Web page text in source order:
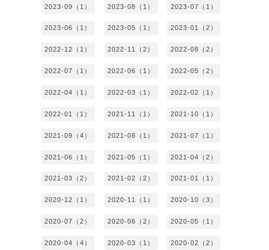
2023-09（1） 2023-08（1） 2023-07（1）
2023-06（1） 2023-05（1） 2023-01（2）
2022-12（1） 2022-11（2） 2022-08（2）
2022-07（1） 2022-06（1） 2022-05（2）
2022-04（1） 2022-03（1） 2022-02（1）
2022-01（1） 2021-11（1） 2021-10（1）
2021-09（4） 2021-08（1） 2021-07（1）
2021-06（1） 2021-05（1） 2021-04（2）
2021-03（2） 2021-02（2） 2021-01（1）
2020-12（1） 2020-11（1） 2020-10（3）
2020-07（2） 2020-06（2） 2020-05（1）
2020-04（4） 2020-03（1） 2020-02（2）